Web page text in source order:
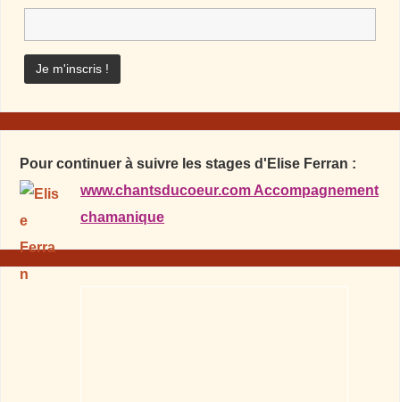
Pour continuer à suivre les stages d'Elise Ferran :
www.chantsducoeur.com Accompagnement
chamanique